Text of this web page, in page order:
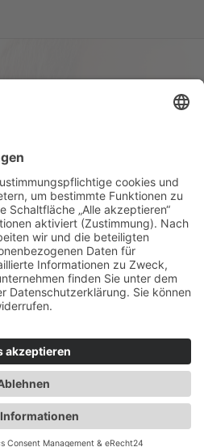
und darin
Haus oder Ihre
und bleiben Sie
starten »
Regional